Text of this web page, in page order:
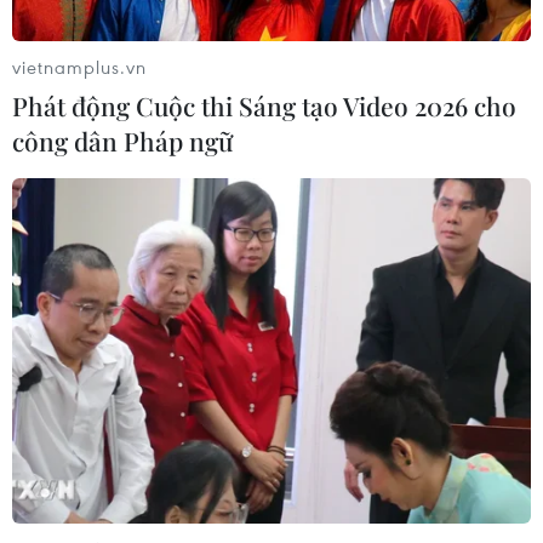
sách giảm thuế tiêu thụ thực phẩm
xuống 1%
05/08/2026 15:30
Đâm dao ở trung tâm London, một
nữ nghi phạm bị bắt giữ
05/08/2026 15:07
Hỗ trợ hơn 2 tỷ đồng cho các hộ dân
bị ảnh hưởng từ dự án Cảng hàng
không Cà Mau
05/08/2026 14:58
Lần đầu tiên vinh danh doanh
vietnamplus.vn
Phát động Cuộc thi Sáng tạo Video 2026 cho
công dân Pháp ngữ